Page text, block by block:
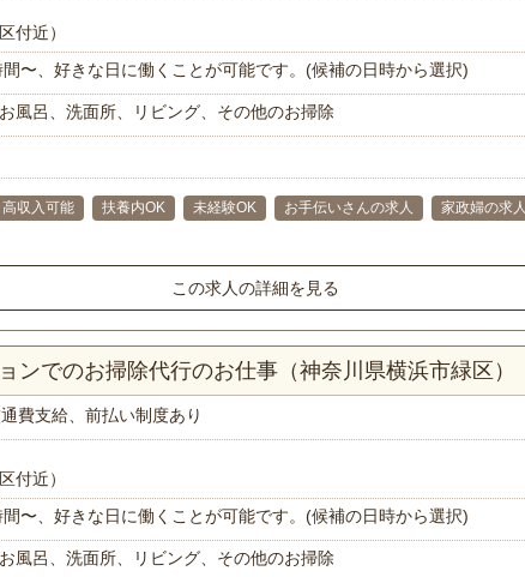
付近）
〜、好きな日に働くことが可能です。(候補の日時から選択)
風呂、洗面所、リビング、その他のお掃除
高収入可能 扶養内OK 未経験OK お手伝いさんの求人 家政婦の求人
この求人の詳細を見る
ンでのお掃除代行のお仕事（神奈川県横浜市緑区）
通費支給、前払い制度あり
付近）
〜、好きな日に働くことが可能です。(候補の日時から選択)
風呂、洗面所、リビング、その他のお掃除